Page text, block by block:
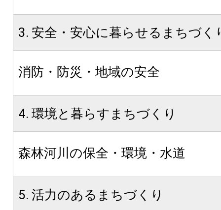
3. 安全・安心に暮らせるまちづく
消防・防災・地域の安全
4. 環境と暮らすまちづくり
森林河川の保全・環境・水道
5. 活力のあるまちづくり